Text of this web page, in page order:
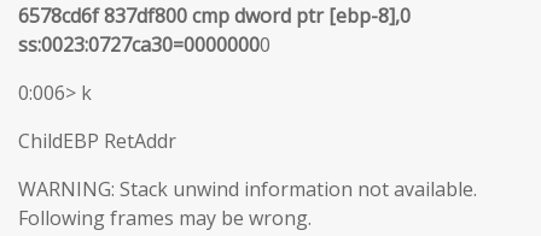
6578cd6f 837df800 cmp dword ptr [ebp-8],0
ss:0023:0727ca30=00000000
0:006> k
ChildEBP RetAddr
WARNING: Stack unwind information not available.
Following frames may be wrong.